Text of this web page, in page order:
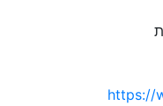
https://